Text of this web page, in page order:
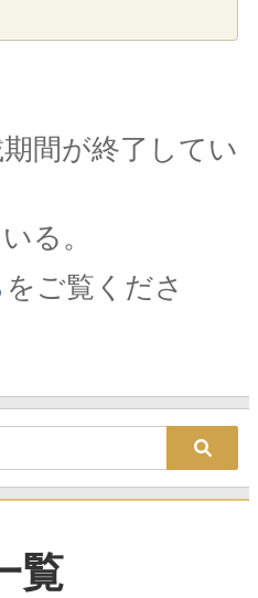
間が終了してい
る。
をご覧くださ
覧